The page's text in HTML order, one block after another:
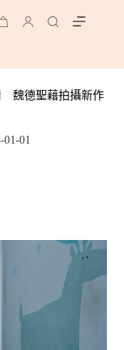
魏德聖藉拍攝新作
01-01